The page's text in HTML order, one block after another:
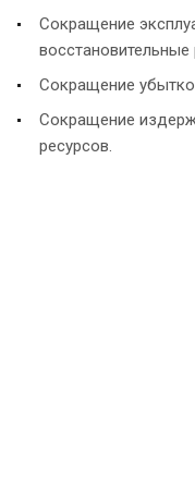
Сокращение
восстановительные
Сокращение
Сокращение
ресурсов.